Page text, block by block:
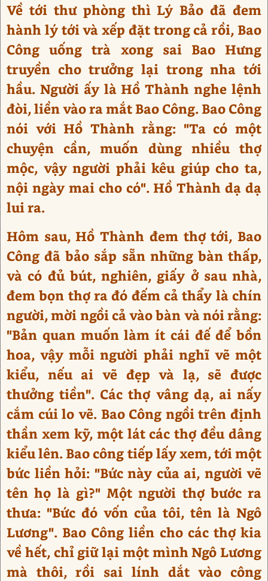
Về tới thư phòng thì Lý Bảo đã đem
hành lý tới và xếp đặt trong cả rồi, Bao
Công uống trà xong sai Bao Hưng
truyền cho trưởng lại trong nha tới
hầu. Người ấy là Hồ Thành nghe lệnh
đòi, liền vào ra mắt Bao Công. Bao Công
nói với Hồ Thành rằng: "Ta có một
chuyện cần, muốn dùng nhiều thợ
mộc, vậy người phải kêu giúp cho ta,
nội ngày mai cho có". Hồ Thành dạ dạ
lui ra.
Hôm sau, Hồ Thành đem thợ tới, Bao
Công đã bảo sắp sẵn những bàn thấp,
và có đủ bút, nghiên, giấy ở sau nhà,
đem bọn thợ ra đó đếm cả thẩy là chín
người, mời ngồi cả vào bàn và nói rằng:
"Bản quan muốn làm ít cái đế để bồn
hoa, vậy mỗi người phải nghĩ vẽ một
kiểu, nếu ai vẽ đẹp và lạ, sẽ được
thưởng tiền". Các thợ vâng dạ, ai nấy
cắm cúi lo vẽ. Bao Công ngồi trên định
thần xem kỹ, một lát các thợ đều dâng
kiểu lên. Bao công tiếp lấy xem, tới một
bức liền hỏi: "Bức này của ai, người vẽ
tên họ là gì?" Một người thợ bước ra
thưa: "Bức đó vốn của tôi, tên là Ngô
Lương". Bao Công liền cho các thợ kia
về hết, chỉ giữ lại một mình Ngô Lương
mà thôi, rồi sai lính dắt vào công